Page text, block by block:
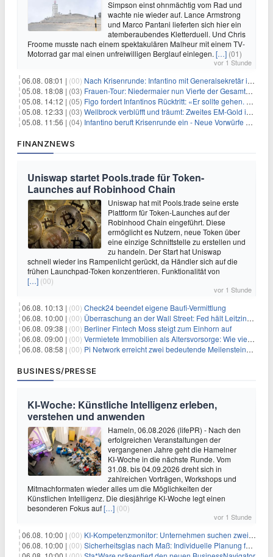
Simpson einst ohnmächtig vom Rad und
wachte nie wieder auf. Lance Armstrong
und Marco Pantani lieferten sich hier ein
atemberaubendes Kletterduell. Und Chris
Froome musste nach einem spektakulären Malheur mit einem TV-
Motorrad gar mal einen unfreiwilligen Berglauf einlegen.[…] (01)
vor 1 Stunde
06.08. 08:01 | (00) Nach Krisenrunde: Infantino mit Generalsekretär im Stadion
05.08. 18:08 | (03) Frauen-Tour: Niedermaier nun Vierte der Gesamtwertung
05.08. 14:12 | (05) Figo fordert Infantinos Rücktritt: «Er sollte gehen. Jetzt»
05.08. 12:33 | (03) Wellbrock verblüfft und träumt: Zweites EM-Gold in Paris
05.08. 11:56 | (04) Infantino beruft Krisenrunde ein - Neue Vorwürfe gegen FIFA
FINANZNEWS
Uniswap startet Pools.trade für Token-
Launches auf Robinhood Chain
Uniswap hat mit Pools.trade seine erste
Plattform für Token-Launches auf der
Robinhood Chain eingeführt. Diese
ermöglicht es Nutzern, neue Token über
eine einzige Schnittstelle zu erstellen und
zu handeln. Der Start hat Uniswap
schnell wieder ins Rampenlicht gerückt, da Händler sich auf die
frühen Launchpad-Token konzentrieren. Funktionalität von
[…] (00)
vor 1 Stunde
06.08. 10:13 | (00) Check24 beendet eigene Baufi-Vermittlung
06.08. 10:00 | (00) Überraschung an der Wall Street: Fed hält Leitzins fest – aber Warsh sendet klares Signal
06.08. 09:38 | (00) Berliner Fintech Moss steigt zum Einhorn auf
06.08. 09:00 | (00) Vermietete Immobilien als Altersvorsorge: Wie viel Rendite Vermieter wirklich verdienen
06.08. 08:58 | (00) Pi Network erreicht zwei bedeutende Meilensteine in einer Rallye
BUSINESS/PRESSE
KI-Woche: Künstliche Intelligenz erleben,
verstehen und anwenden
Hameln, 06.08.2026 (lifePR) - Nach den
erfolgreichen Veranstaltungen der
vergangenen Jahre geht die Hamelner
KI-Woche in die nächste Runde. Vom
31.08. bis 04.09.2026 dreht sich in
zahlreichen Vorträgen, Workshops und
Mitmachformaten wieder alles um die Möglichkeiten der
Künstlichen Intelligenz. Die diesjährige KI-Woche legt einen
besonderen Fokus auf[…] (00)
vor 1 Stunde
06.08. 10:00 | (00) KI-Kompetenzmonitor: Unternehmen suchen zwei Drittel mehr KI-Experten
06.08. 10:00 | (00) Sicherheitsglas nach Maß: Individuelle Planung für anspruchsvolle Sicherheitsanforderungen